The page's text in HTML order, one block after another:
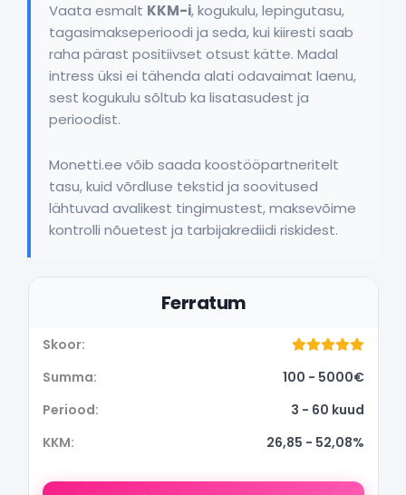
Vaata esmalt KKM-i, kogukulu, lepingutasu,
tagasimakseperioodi ja seda, kui kiiresti saab
raha pärast positiivset otsust kätte. Madal
intress üksi ei tähenda alati odavaimat laenu,
sest kogukulu sõltub ka lisatasudest ja
perioodist.
Monetti.ee võib saada koostööpartneritelt
tasu, kuid võrdluse tekstid ja soovitused
lähtuvad avalikest tingimustest, maksevõime
kontrolli nõuetest ja tarbijakrediidi riskidest.
Ferratum
100 - 5000€
3 - 60 kuud
26,85 - 52,08%